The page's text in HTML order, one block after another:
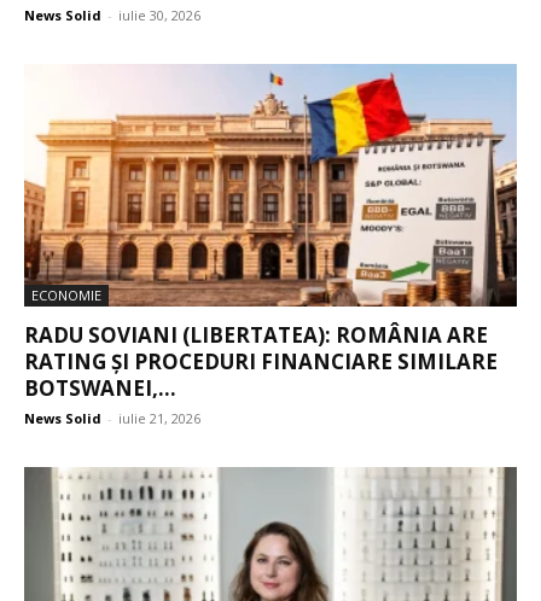
News Solid - iulie 30, 2026
ECONOMIE
RADU SOVIANI (LIBERTATEA): ROMÂNIA ARE
RATING ȘI PROCEDURI FINANCIARE SIMILARE
BOTSWANEI,...
News Solid - iulie 21, 2026